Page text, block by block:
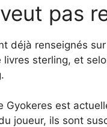
pas
déjà renseignés
sterling, et
Gyokeres est
joueur, ils sont